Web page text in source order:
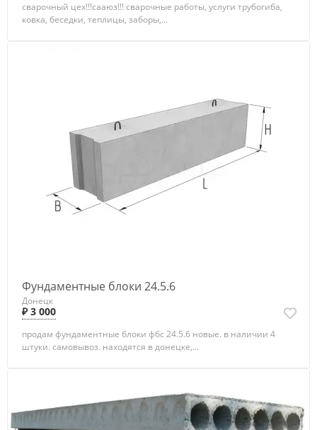
сварочный цех!!!сааюз!!! сварочные работы, услуги трубогиба,
ковка, беседки, теплицы, заборы,...
Фундаментные блоки 24.5.6
Донецк
₽ 3 000
продам фундаментные блоки фбс 24.5.6 новые. в наличии 4
штуки. самовывоз. находятся в донецке,...